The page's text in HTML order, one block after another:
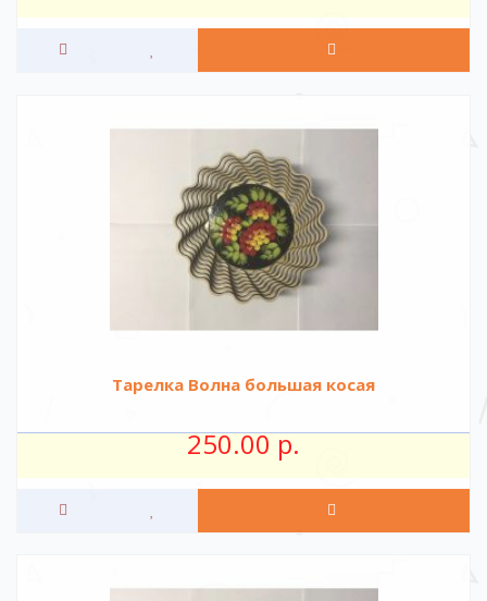
Тарелка Волна большая косая
250.00 р.